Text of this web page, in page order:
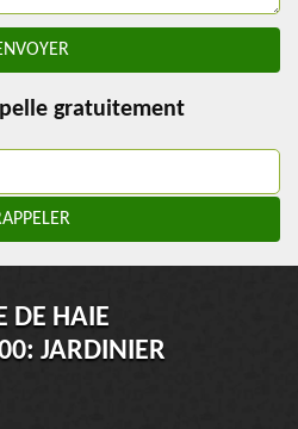
gratuitement
DE HAIE
JARDINIER